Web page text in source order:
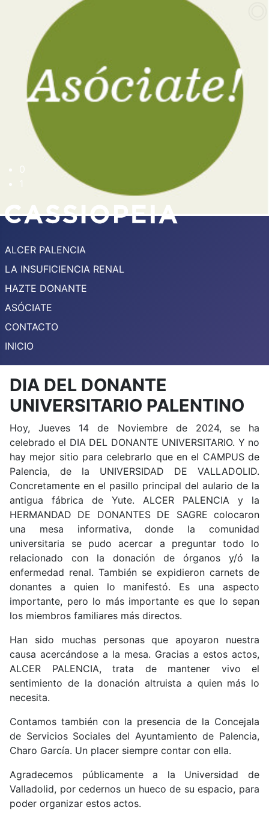
0
1
ALCER PALENCIA
LA INSUFICIENCIA RENAL
HAZTE DONANTE
ASÓCIATE
CONTACTO
INICIO
DIA DEL DONANTE
UNIVERSITARIO PALENTINO
Hoy, Jueves 14 de Noviembre de 2024, se ha
celebrado el DIA DEL DONANTE UNIVERSITARIO. Y no
hay mejor sitio para celebrarlo que en el CAMPUS de
Palencia, de la UNIVERSIDAD DE VALLADOLID.
Concretamente en el pasillo principal del aulario de la
antigua fábrica de Yute. ALCER PALENCIA y la
HERMANDAD DE DONANTES DE SAGRE colocaron
una mesa informativa, donde la comunidad
universitaria se pudo acercar a preguntar todo lo
relacionado con la donación de órganos y/ó la
enfermedad renal. También se expidieron carnets de
donantes a quien lo manifestó. Es una aspecto
importante, pero lo más importante es que lo sepan
los miembros familiares más directos.
Han sido muchas personas que apoyaron nuestra
causa acercándose a la mesa. Gracias a estos actos,
ALCER PALENCIA, trata de mantener vivo el
sentimiento de la donación altruista a quien más lo
necesita.
Contamos también con la presencia de la Concejala
de Servicios Sociales del Ayuntamiento de Palencia,
Charo García. Un placer siempre contar con ella.
Agradecemos públicamente a la Universidad de
Valladolid, por cedernos un hueco de su espacio, para
poder organizar estos actos.